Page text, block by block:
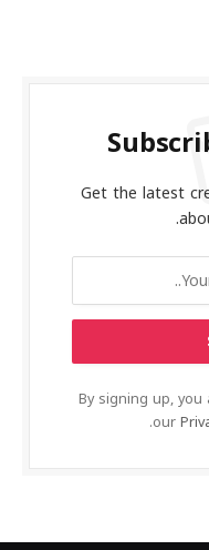
Get the latest
By signing up,
our